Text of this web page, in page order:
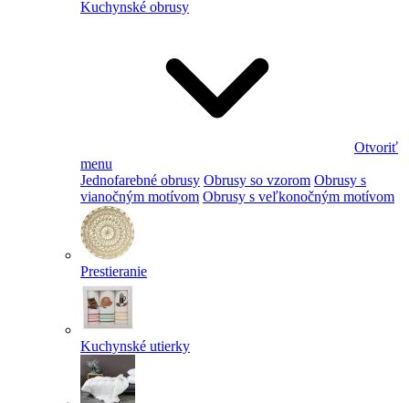
Kuchynské obrusy
Otvoriť
menu
Jednofarebné obrusy Obrusy so vzorom Obrusy s
vianočným motívom Obrusy s veľkonočným motívom
Prestieranie
Kuchynské utierky